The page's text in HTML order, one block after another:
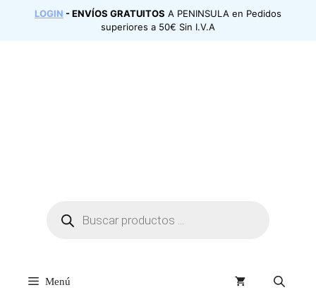
LOGIN - ENVÍOS GRATUITOS A PENINSULA en Pedidos
superiores a 50€ Sin I.V.A
productos
Menú